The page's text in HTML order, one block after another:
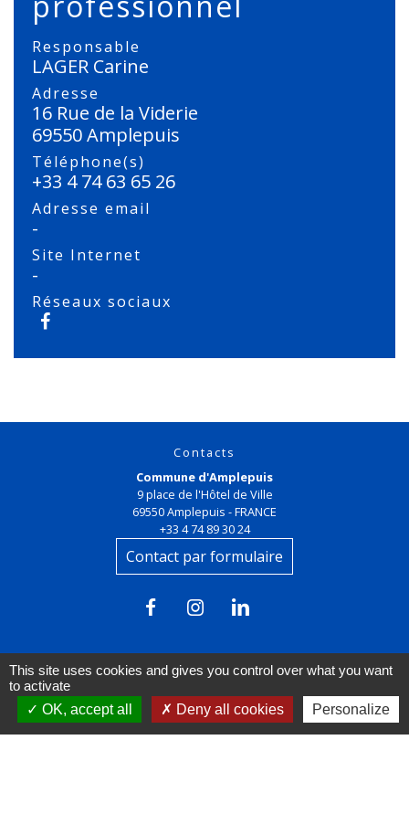
Responsable
LAGER Carine
Adresse
16 Rue de la Viderie
69550 Amplepuis
Téléphone(s)
+33 4 74 63 65 26
Adresse email
-
Site Internet
-
Réseaux sociaux
Contacts
Commune d'Amplepuis
9 place de l'Hôtel de Ville
69550 Amplepuis - FRANCE
+33 4 74 89 30 24
Contact par formulaire
Liens
This site uses cookies and gives you control over what you want
to activate
OK, accept all
Deny all cookies Personalize